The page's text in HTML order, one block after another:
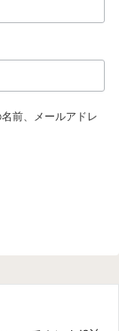
前、メールアドレ